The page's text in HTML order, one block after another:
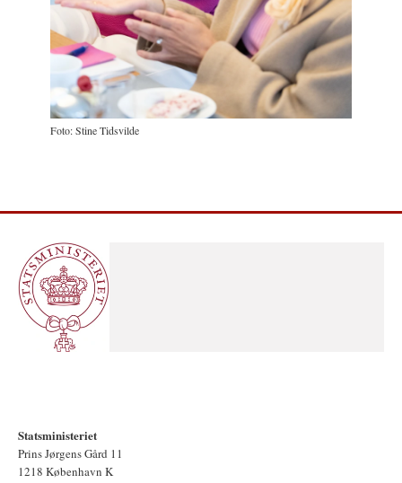
Foto: Stine Tidsvilde
Statsministeriet
Prins Jørgens Gård 11
1218 København K